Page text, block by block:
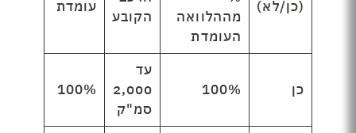
(כן/לא)
מההלוואה
העומדת
הקובע
עומדת
כן 100%
עד
2,000
סמ"ק
100%